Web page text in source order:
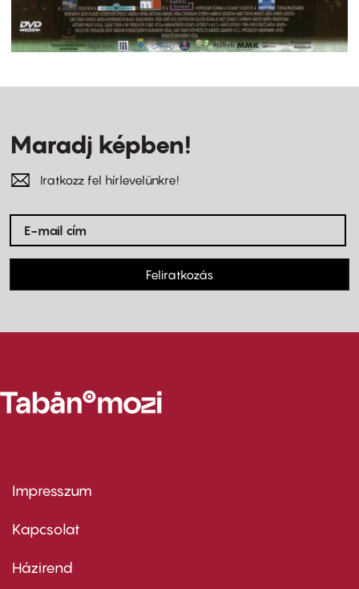
Maradj képben!
Iratkozz fel hírlevelünkre!
Feliratkozás
Footer
first
Impresszum
Kapcsolat
Footer
Házirend